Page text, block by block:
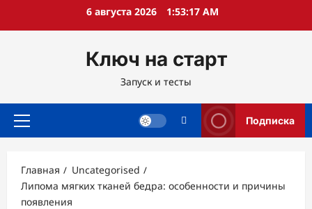
6 августа 2026 1:53:18 AM
Ключ на старт
Запуск и тесты
Основное
Подписка
Главная
Uncategorised
Липома мягких тканей бедра: особенности и причины
появления